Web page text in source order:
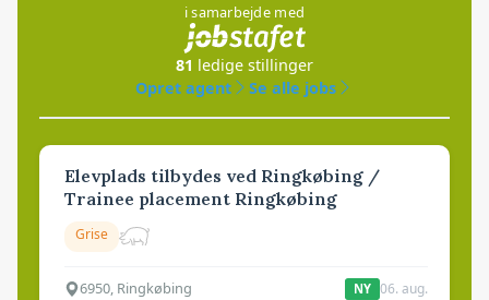
i samarbejde med
81 ledige stillinger
Opret agent
Se alle jobs
Elevplads tilbydes ved Ringkøbing /
Trainee placement Ringkøbing
Grise
6950, Ringkøbing NY 06. aug.